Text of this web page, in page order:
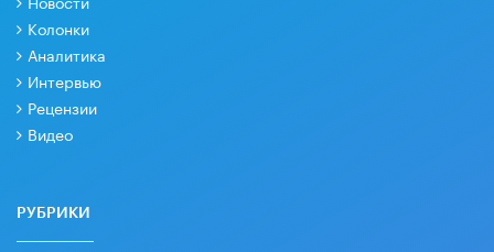
Колонки
Аналитика
Интервью
Рецензии
Видео
РУБРИКИ